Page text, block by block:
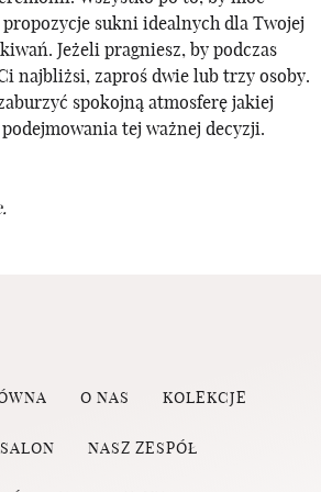
sukni idealnych dla Twojej
Jeżeli pragniesz, by podczas
najbliżsi, zaproś dwie lub trzy osoby.
spokojną atmosferę jakiej
tej ważnej decyzji.
O NAS KOLEKCJE
NASZ ZESPÓŁ